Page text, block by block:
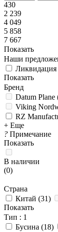
430
2 239
4 049
5 858
7 667
Показать
Наши
Ликвидация
Показать
Бренд
Datum Plane
Viking
RZ
+ Еще
? Примечание
Показать
В наличии
(0)
Страна
Китай (31)
Показать
Тип : 1
Бусина (18)